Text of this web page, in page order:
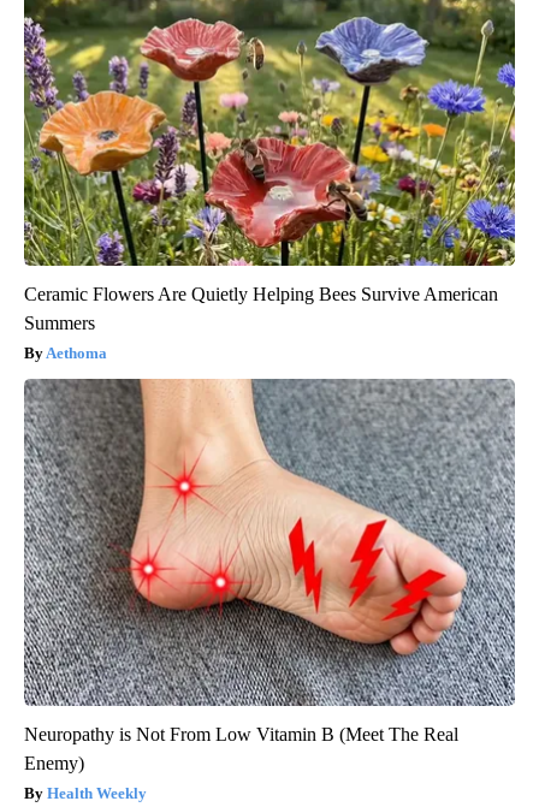
Ceramic Flowers Are Quietly Helping Bees Survive American
Summers
Aethoma
Neuropathy is Not From Low Vitamin B (Meet The Real
Enemy)
Health Weekly